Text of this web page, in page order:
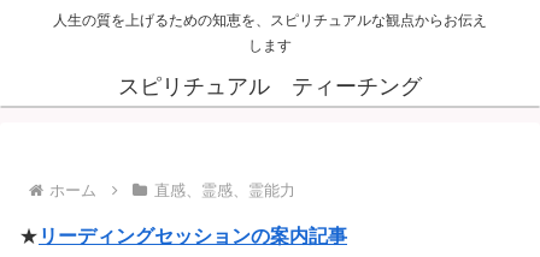
人生の質を上げるための知恵を、スピリチュアルな観点からお伝え
します
スピリチュアル ティーチング
ホーム 直感、霊感、霊能力
★ リーディングセッションの案内記事